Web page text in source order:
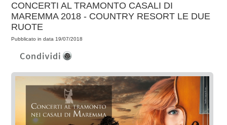
CONCERTI AL TRAMONTO CASALI DI
MAREMMA 2018 - COUNTRY RESORT LE DUE
RUOTE
Pubblicato in data 19/07/2018